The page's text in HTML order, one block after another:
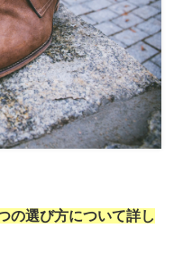
の選び方について詳し